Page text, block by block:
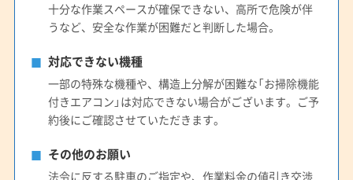
(愛知県) 安城市
(愛知県) 一宮市
(愛知県) 稲沢市
(愛知県) 岡崎市
(愛知県) 海部郡蟹江町
(愛知県) 海部郡大治町
(愛知県) 額田郡幸田町
(愛知県) 蒲郡市
(愛知県) 刈谷市
(愛知県) 岩倉市
(愛知県) 犬山市
(愛知県) 江南市
(愛知県) 高浜市
(愛知県) 春日井市
(愛知県) 小牧市
(愛知県) 常滑市
十分な作業スペースが確保できない、高所で危険が伴
うなど、安全な作業が困難だと判断した場合。
対応できない機種
一部の特殊な機種や、構造上分解が困難な「お掃除機能
付きエアコン」は対応できない場合がございます。ご予
約後にご確認させていただきます。
その他のお願い
法令に反する駐車のご指定や、作業料金の値引き交渉